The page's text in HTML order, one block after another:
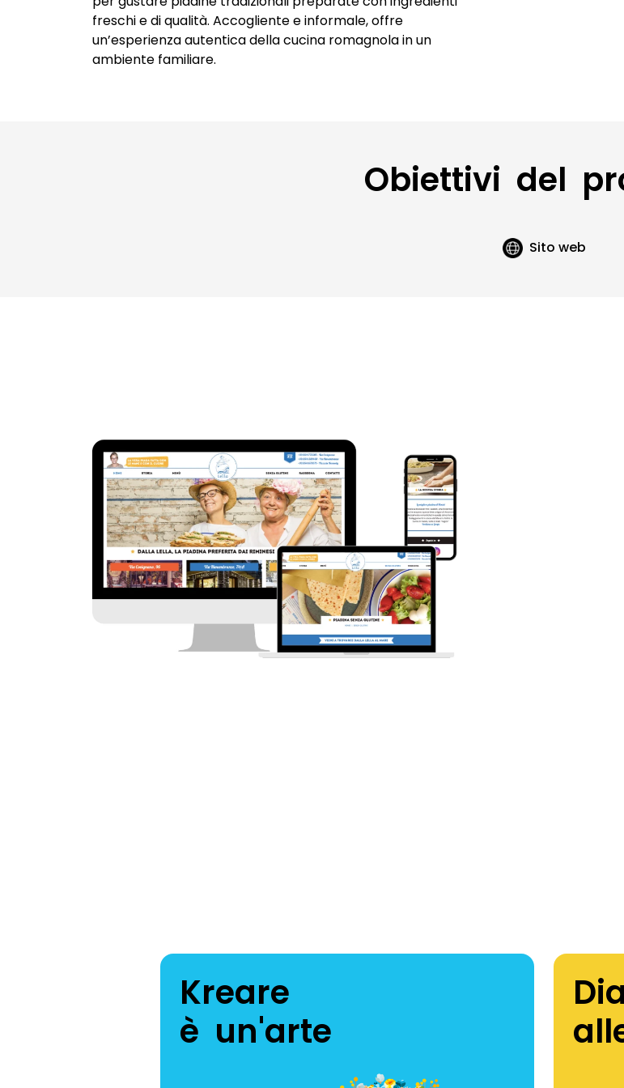
Packaging Design
Copywriting
freschi e di qualità. Accogliente e informale, offre
un’esperienza autentica della cucina romagnola in un
ambiente familiare.
Obiettivi del
Sito web
Kreare
è un'arte